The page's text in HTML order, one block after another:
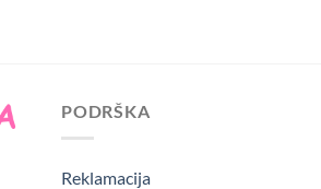
PODRŠKA
Reklamacija